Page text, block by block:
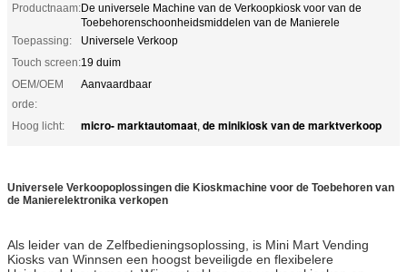
Productnaam:De universele Machine van de Verkoopkiosk voor van de
Toebehorenschoonheidsmiddelen van de Manierele
Toepassing:
Universele Verkoop
Touch screen:19 duim
OEM/OEM
orde:
Aanvaardbaar
Hoog licht: micro- marktautomaat, de minikiosk van de marktverkoop
Universele Verkoopoplossingen die Kioskmachine voor de Toebehoren van
de Manierelektronika verkopen
Als leider van de Zelfbedieningsoplossing, is Mini Mart Vending
Kiosks van Winnsen een hoogst beveiligde en flexibelere